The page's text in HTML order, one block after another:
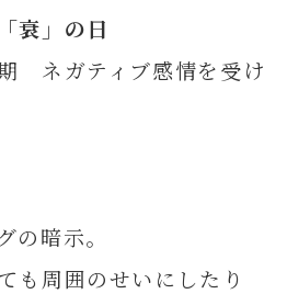
」の日
ネガティブ感情を受け
の暗示。
も周囲のせいにしたり